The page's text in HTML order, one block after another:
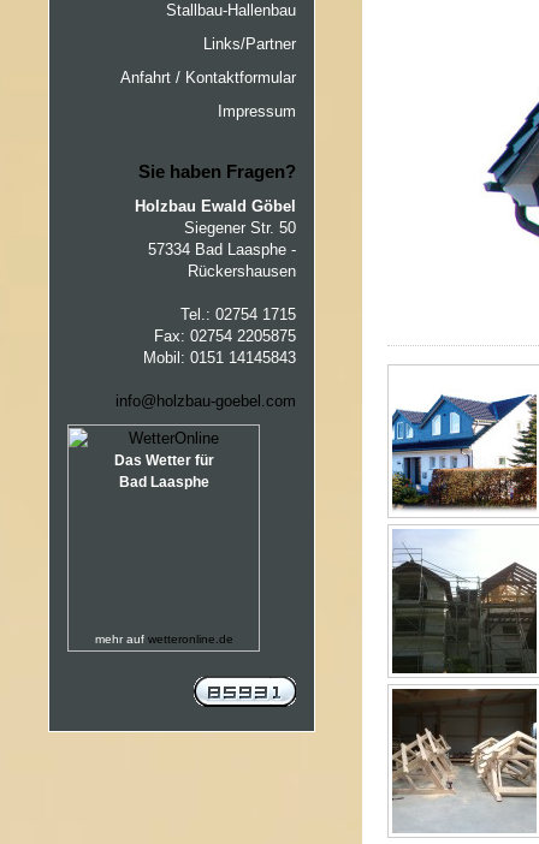
Stallbau-Hallenbau
Links/Partner
Anfahrt / Kontaktformular
Impressum
Sie haben Fragen?
Holzbau Ewald Göbel
Siegener Str. 50
57334 Bad Laasphe -
Rückershausen
Tel.: 02754 1715
Fax: 02754 2205875
Mobil: 0151 14145843
info@holzbau-goebel.com
Das Wetter für
Bad Laasphe
mehr auf wetteronline.de